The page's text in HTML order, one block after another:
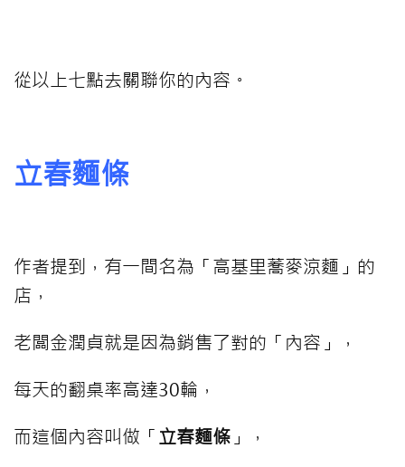
從以上七點去關聯你的內容。
立春麵條
作者提到，有一間名為「高基里蕎麥涼麵」的
店，
老闆金潤貞就是因為銷售了對的「內容」，
每天的翻桌率高達30輪，
而這個內容叫做「 立春麵條 」，